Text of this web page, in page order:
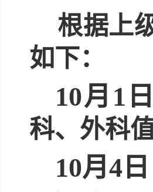
根据上
如下：
10月 1
科、外科值
10月 4 日